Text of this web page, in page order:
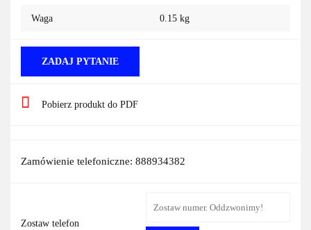
Waga 0.15 kg
ZADAJ PYTANIE
Pobierz produkt do PDF
Zamówienie telefoniczne: 888934382
Zostaw telefon